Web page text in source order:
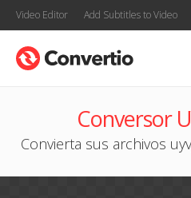
Video Editor Add Subtitles to Video
Conversor
Convierta sus archivos